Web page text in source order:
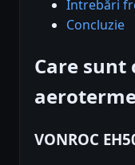
Întrebări
Concluzie
Care sunt
VONROC